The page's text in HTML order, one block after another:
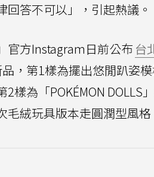
回答不可以」，引起熱議。
官方Instagram日前公布 台
，第1樣為擺出悠閒趴姿
2樣為「POKÉMON
毛絨玩具版本走圓潤型風格